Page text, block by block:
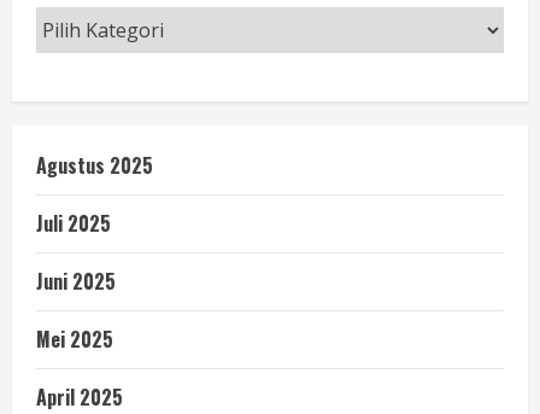
Agustus 2025
Juli 2025
Juni 2025
Mei 2025
April 2025